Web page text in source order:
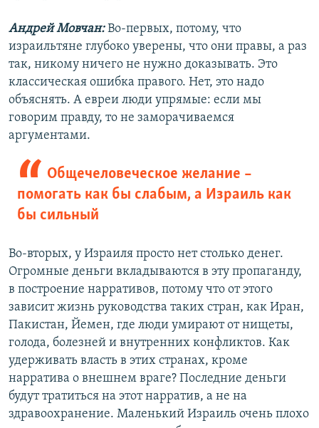
Андрей Мовчан:Во-первых, потому, что
израильтяне глубоко уверены, что они правы, а раз
так, никому ничего не нужно доказывать. Это
классическая ошибка правого. Нет, это надо
объяснять. А евреи люди упрямые: если мы
говорим правду, то не заморачиваемся
аргументами.
Общечеловеческое желание –
помогать как бы слабым, а Израиль как
бы сильный
Во-вторых, у Израиля просто нет столько денег.
Огромные деньги вкладываются в эту пропаганду,
в построение нарративов, потому что от этого
зависит жизнь руководства таких стран, как Иран,
Пакистан, Йемен, где люди умирают от нищеты,
голода, болезней и внутренних конфликтов. Как
удерживать власть в этих странах, кроме
нарратива о внешнем враге? Последние деньги
будут тратиться на этот нарратив, а не на
здравоохранение. Маленький Израиль очень плохо